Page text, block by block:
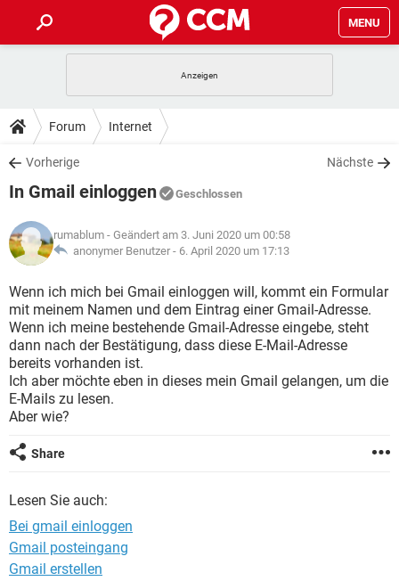
MENU
ANDROID
WINDOWS 10
WHATSAPP TIKTOK
FACEBOOK
TIPPS & TRICKS
SPIELE
WHATSAPP TIKTOK
FACEBOOK
DOWNLOADS
SPIELE STREAMING
ANDROID
WINDOWS 10 INSTAGRAM
WHATSAPP TIKTOK
FACEBOOK HARDWARE
SPIELE STREAMING
ANDROID
WINDOWS 10 INSTAGRAM
WHATSAPP TIKTOK
FACEBOOK
LEXIKON
SPIELE STREAMING
ANDROID IOS
WINDOWS 10 INSTAGRAM
WHATSAPP TIKTOK
FACEBOOK
Forum Internet
Vorherige Nächste
In Gmail einloggen Geschlossen
rumablum - Geändert am 3. Juni 2020 um 00:58
anonymer Benutzer - 6. April 2020 um 17:13
Wenn ich mich bei Gmail einloggen will, kommt ein Formular
mit meinem Namen und dem Eintrag einer Gmail-Adresse.
Wenn ich meine bestehende Gmail-Adresse eingebe, steht
dann nach der Bestätigung, dass diese E-Mail-Adresse
bereits vorhanden ist.
Ich aber möchte eben in dieses mein Gmail gelangen, um die
E-Mails zu lesen.
Aber wie?
Share
Lesen Sie auch:
Bei gmail einloggen
Gmail posteingang
Gmail erstellen